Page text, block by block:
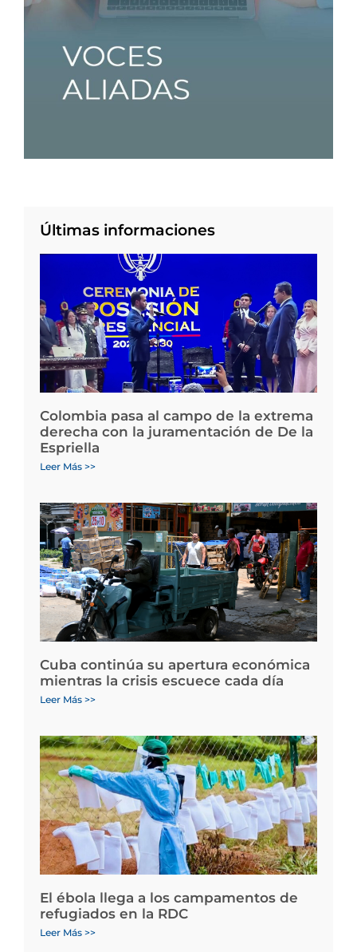
Últimas informaciones
Colombia pasa al campo de la extrema
derecha con la juramentación de De la
Espriella
Leer Más >>
Cuba continúa su apertura económica
mientras la crisis escuece cada día
Leer Más >>
El ébola llega a los campamentos de
refugiados en la RDC
Leer Más >>